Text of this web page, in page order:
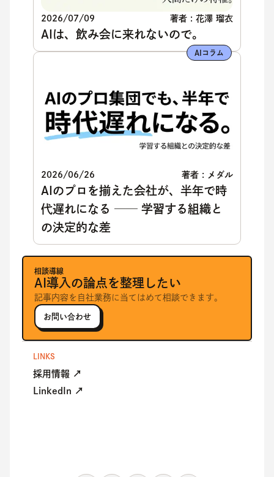
2026/07/09 著者 : 花澤 瑠衣
AIは、飲み会に来れないので。
2026/06/26 著者 : メダル
AIのプロを揃えた会社が、半年で時
代遅れになる ── 学習する組織と
の決定的な差
AIコラム
相談導線
AI導入の論点を整理したい
記事内容を自社業務に当てはめて相談できます。
お問い合わせ
LINKS
採用情報 ↗
LinkedIn ↗